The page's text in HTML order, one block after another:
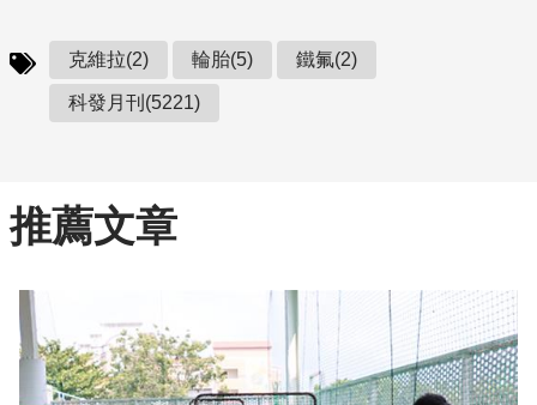
克維拉(2) 輪胎(5) 鐵氟(2)
科發月刊(5221)
推薦文章